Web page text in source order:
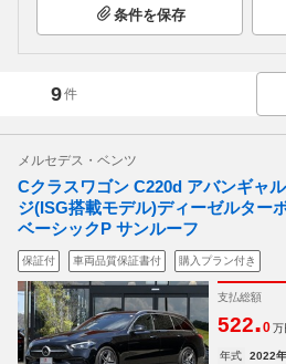
条件を保存
9件
メルセデス・ベンツ
Cクラスワゴン C220d アバンギャ
ジ(ISG搭載モデル)ディーゼルター
ベーシックP サンルーフ
保証付 車両品質保証書付 購入プラン付き
支払総額
522.0 万
年式 2022年